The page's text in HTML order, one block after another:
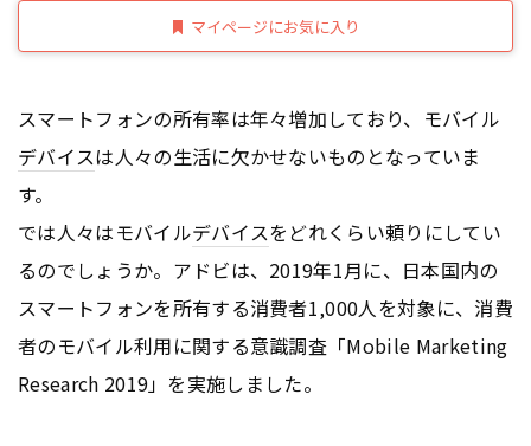
マイページにお気に入り
スマートフォンの所有率は年々増加しており、モバイル
デバイスは人々の生活に欠かせないものとなっていま
す。
では人々はモバイルデバイスをどれくらい頼りにしてい
るのでしょうか。アドビは、2019年1月に、日本国内の
スマートフォンを所有する消費者1,000人を対象に、消費
者のモバイル利用に関する意識調査「Mobile Marketing
Research 2019」を実施しました。